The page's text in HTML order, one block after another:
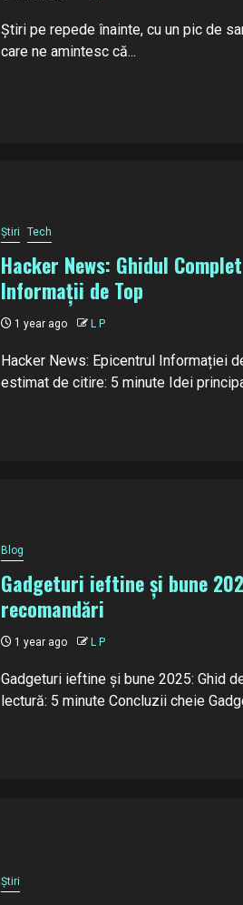
Știri pe repede înainte, cu un pic de
care ne amintesc că...
Știri Tech
Hacker News: Ghidul
Informații de Top
1 year ago L P
Hacker News: Epicentrul Informației
estimat de citire: 5 minute Idei
Blog
Gadgeturi ieftine și bune
recomandări
1 year ago L P
Gadgeturi ieftine și bune 2025: Ghid
lectură: 5 minute Concluzii cheie
Știri